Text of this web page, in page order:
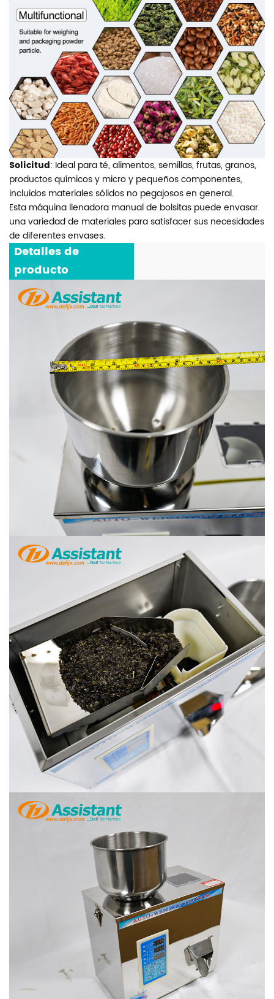
Solicitud: Ideal para té, alimentos, semillas, frutas, granos,
productos químicos y micro y pequeños componentes,
incluidos materiales sólidos no pegajosos en general.
Esta máquina llenadora manual de bolsitas puede envasar
una variedad de materiales para satisfacer sus necesidades
de diferentes envases.
Detalles de
producto